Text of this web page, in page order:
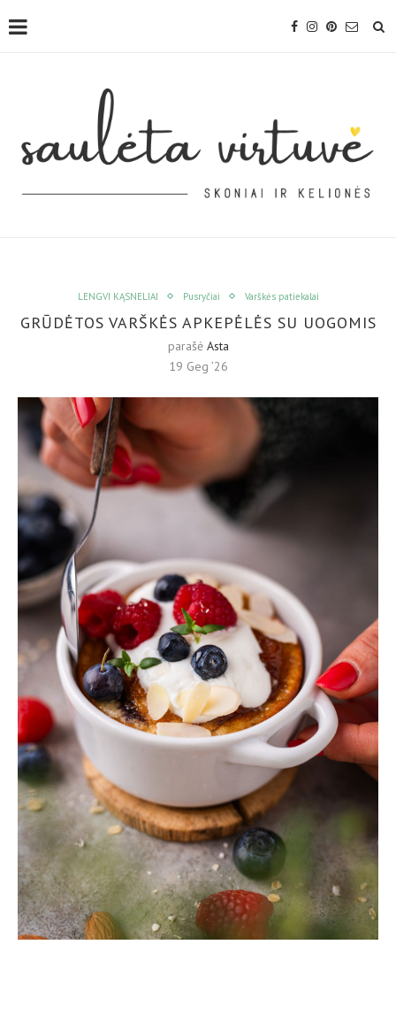
LENGVI KĄSNELIAI Pusryčiai Varškės patiekalai
GRŪDĖTOS VARŠKĖS APKEPĖLĖS SU UOGOMIS
parašė Asta
19 Geg ’26